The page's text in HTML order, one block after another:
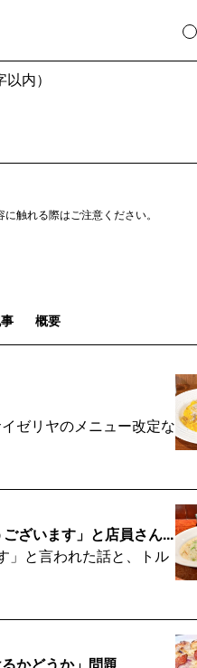
触れる際はご注意ください。
概要
ゼリヤのメニュー改定な
ざいます」と店員さん...
」と言われた話と、トル